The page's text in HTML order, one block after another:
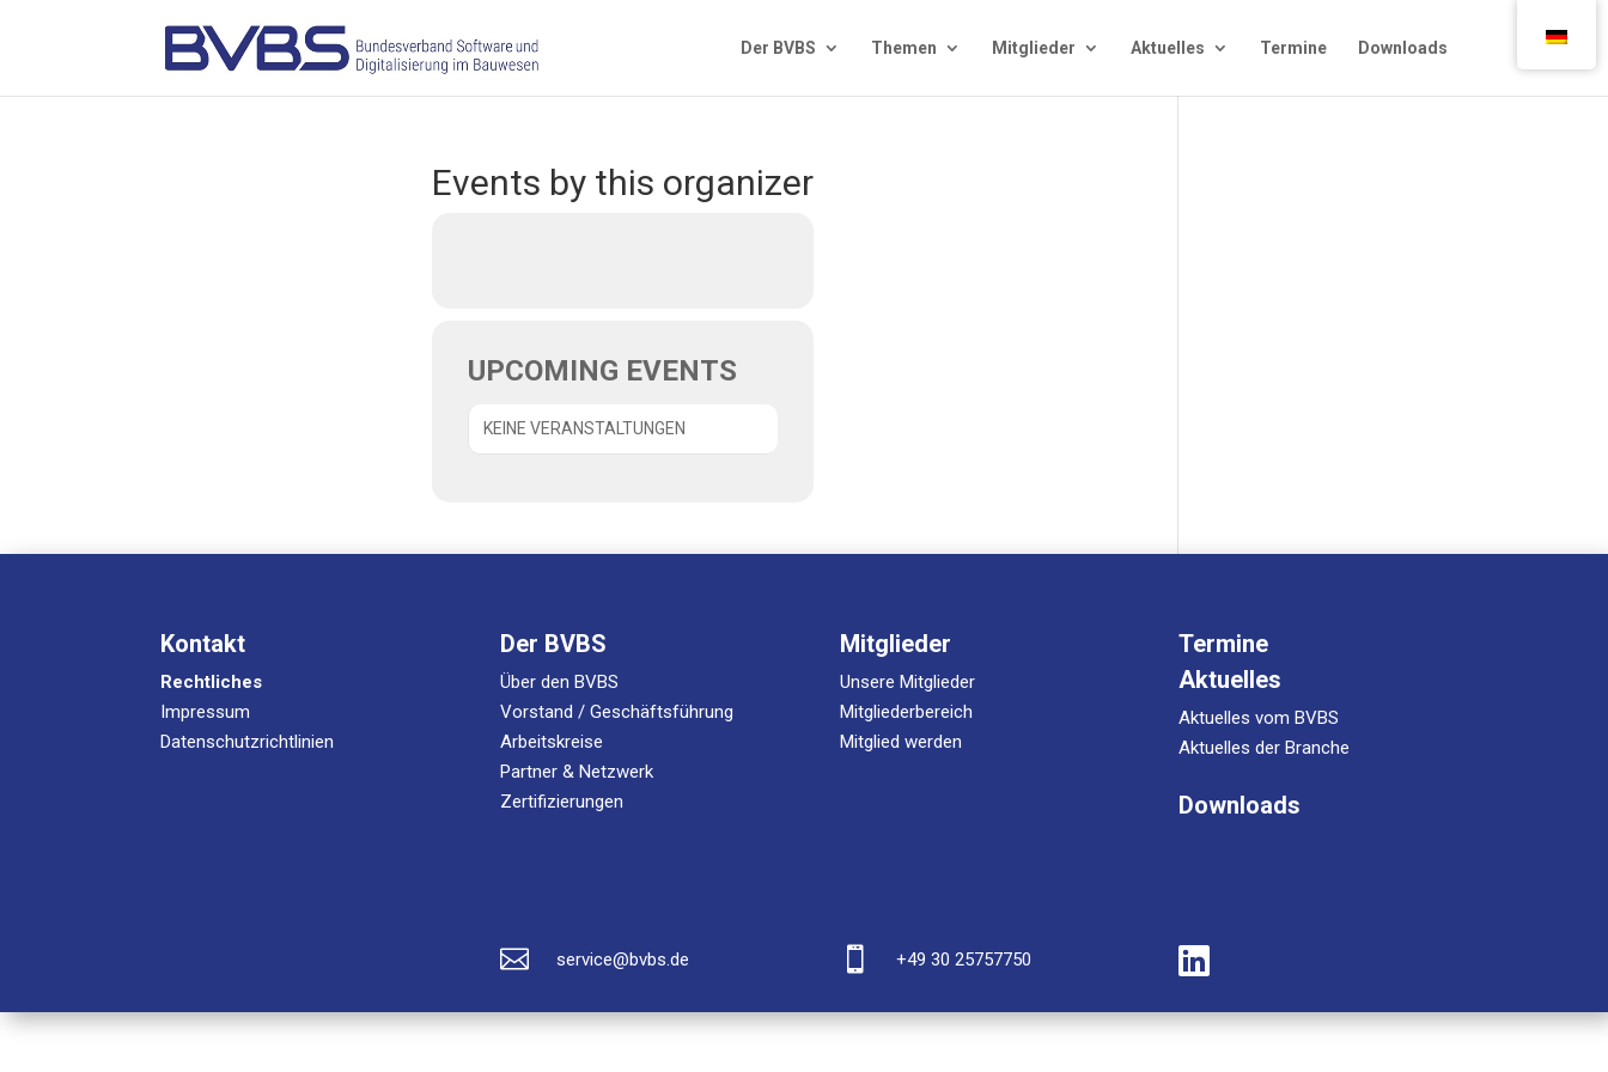
Der BVBS The­men Mit­glie­der Aktu­el­les Ter­mi­ne Down­loads
Events by this organizer
UPCOMING EVENTS
KEINE VERANSTALTUNGEN
Kontakt
Rechtliches
Impressum
Datenschutzrichtlinien
Der BVBS
Über den BVBS
Vorstand / Geschäftsführung
Arbeitskreise
Partner & Netzwerk
Zertifizierungen
Mitglieder
Unsere Mitglieder
Mitgliederbereich
Mitglied werden
Termine
Aktuelles
Aktuelles vom BVBS
Aktuelles der Branche
Downloads
 service@bvbs.de  +49 30 25757750